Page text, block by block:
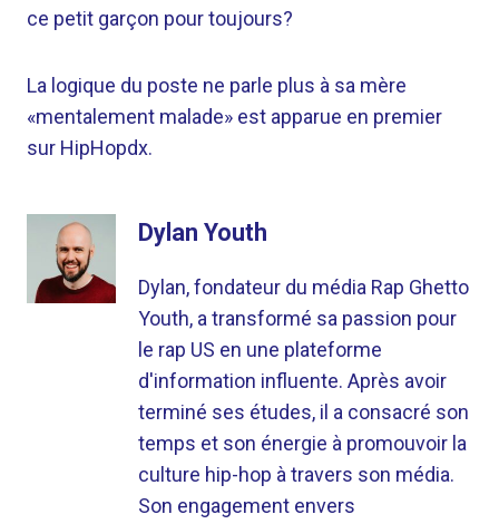
ce petit garçon pour toujours?
La logique du poste ne parle plus à sa mère
«mentalement malade» est apparue en premier
sur HipHopdx.
Dylan Youth
Dylan, fondateur du média Rap Ghetto
Youth, a transformé sa passion pour
le rap US en une plateforme
d'information influente. Après avoir
terminé ses études, il a consacré son
temps et son énergie à promouvoir la
culture hip-hop à travers son média.
Son engagement envers